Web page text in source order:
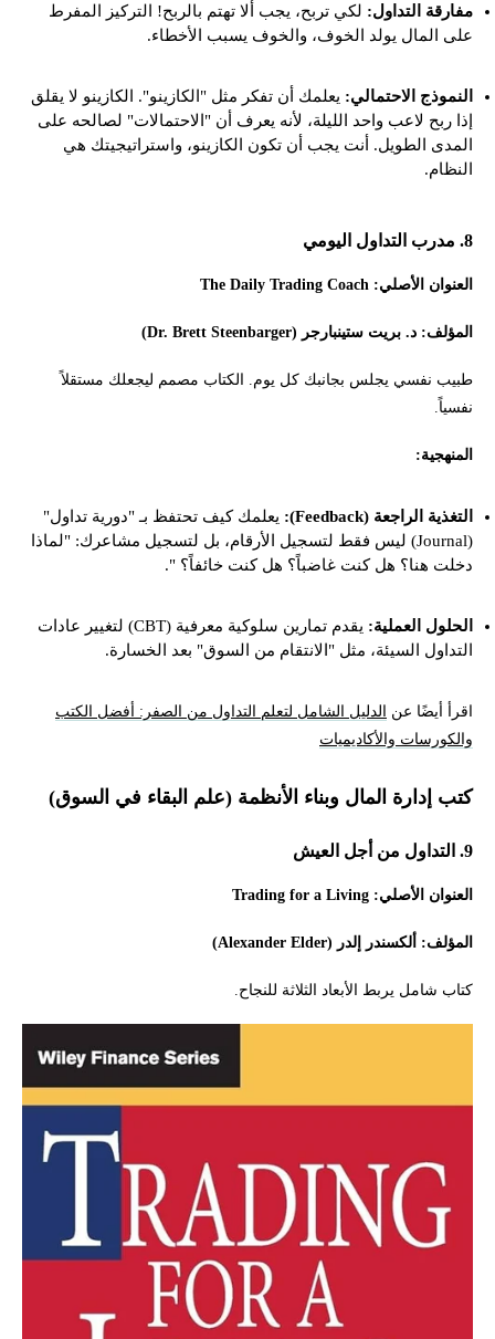
مفارقة التداول: لكي تربح، يجب ألا تهتم بالربح! التركيز المفرط
على المال يولد الخوف، والخوف يسبب الأخطاء.
النموذج الاحتمالي: يعلمك أن تفكر مثل "الكازينو". الكازينو لا يقلق
إذا ربح لاعب واحد الليلة، لأنه يعرف أن "الاحتمالات" لصالحه على
المدى الطويل. أنت يجب أن تكون الكازينو، واستراتيجيتك هي
النظام.
8. مدرب التداول اليومي
العنوان الأصلي: The Daily Trading Coach
المؤلف: د. بريت ستينبارجر (Dr. Brett Steenbarger)
طبيب نفسي يجلس بجانبك كل يوم. الكتاب مصمم ليجعلك مستقلاً
نفسياً.
المنهجية:
التغذية الراجعة (Feedback):
يعلمك كيف تحتفظ بـ "دورية تداول"
(Journal) ليس فقط لتسجيل الأرقام، بل لتسجيل مشاعرك: "لماذا
دخلت هنا؟ هل كنت غاضباً؟ هل كنت خائفاً؟ ".
الحلول العملية:
يقدم تمارين سلوكية معرفية (CBT) لتغيير عادات
التداول السيئة، مثل "الانتقام من السوق" بعد الخسارة.
اقرأ أيضًا عن الدليل الشامل لتعلم التداول من الصفر: أفضل الكتب
والكورسات والأكاديميات
كتب إدارة المال وبناء الأنظمة (علم البقاء في السوق)
9. التداول من أجل العيش
العنوان الأصلي: Trading for a Living
المؤلف: ألكسندر إلدر (Alexander Elder)
كتاب شامل يربط الأبعاد الثلاثة للنجاح.